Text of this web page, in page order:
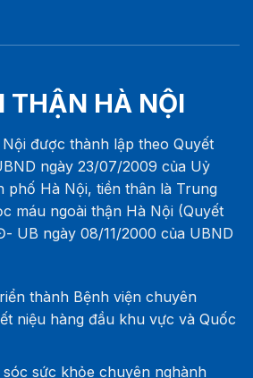
THẬN HÀ NỘI
được thành lập theo Quyết
ngày 23/07/2009 của Uỷ
phố Hà Nội, tiền thân là Trung
máu ngoài thận Hà Nội (Quyết
UB ngày 08/11/2000 của UBND
thành Bệnh viện chuyên
niệu hàng đầu khu vực và Quốc
sóc sức khỏe chuyên nghành